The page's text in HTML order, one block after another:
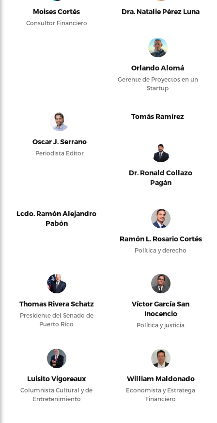
Moises Cortés
Consultor Financiero
Dra. Natalie Pérez Luna
Orlando Alomá
Gerente de Proyectos en un
Startup
Oscar J. Serrano
Periodista Editor
Tomás Ramírez
Dr. Ronald Collazo
Pagán
Lcdo. Ramón Alejandro
Pabón
Ramón L. Rosario Cortés
Política y derecho
Thomas Rivera Schatz
Presidente del Senado de
Puerto Rico
Víctor García San
Inocencio
Política y justicia
Luisito Vigoreaux
Columnista Cultural y de
Entretenimiento
William Maldonado
Economista y Estratega
Financiero